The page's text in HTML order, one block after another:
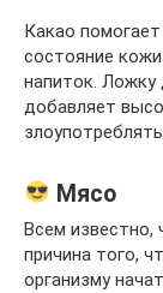
Какао
состояние
напиток. Ложку
добавляет
Мясо
Всем известно,
причина того,
организму